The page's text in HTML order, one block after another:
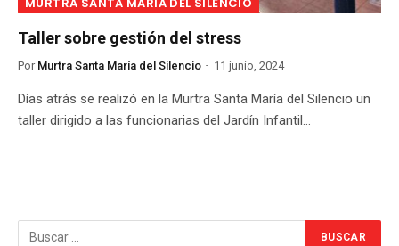
Taller sobre gestión del stress
Por Murtra Santa María del Silencio 11 junio, 2024
Días atrás se realizó en la Murtra Santa María del Silencio un
taller dirigido a las funcionarias del Jardín Infantil…